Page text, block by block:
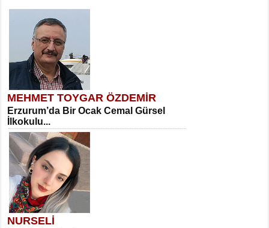
MEHMET TOYGAR ÖZDEMİR
Erzurum’da Bir Ocak Cemal Gürsel
İlkokulu...
NURSELİ